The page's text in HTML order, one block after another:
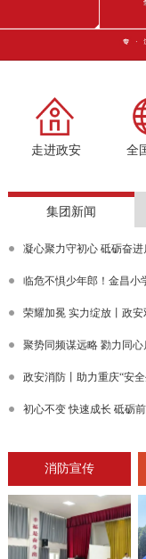
走进政安 全
集团新闻
凝心聚力守初心 砥砺奋进
临危不惧少年郎！金昌小
聚势同频谋远略 勠力同心
初心不变 快速成长 砥砺
消防宣传